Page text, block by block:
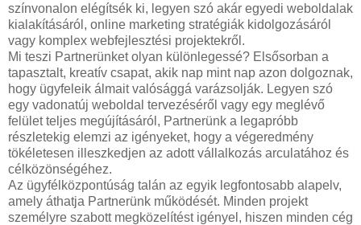
színvonalon elégítsék ki, legyen szó akár egyedi weboldalak
kialakításáról, online marketing stratégiák kidolgozásáról
vagy komplex webfejlesztési projektekről.
Mi teszi Partnerünket olyan különlegessé? Elsősorban a
tapasztalt, kreatív csapat, akik nap mint nap azon dolgoznak,
hogy ügyfeleik álmait valósággá varázsolják. Legyen szó
egy vadonatúj weboldal tervezéséről vagy egy meglévő
felület teljes megújításáról, Partnerünk a legapróbb
részletekig elemzi az igényeket, hogy a végeredmény
tökéletesen illeszkedjen az adott vállalkozás arculatához és
célközönségéhez.
Az ügyfélközpontúság talán az egyik legfontosabb alapelv,
amely áthatja Partnerünk működését. Minden projekt
személyre szabott megközelítést igényel, hiszen minden cég